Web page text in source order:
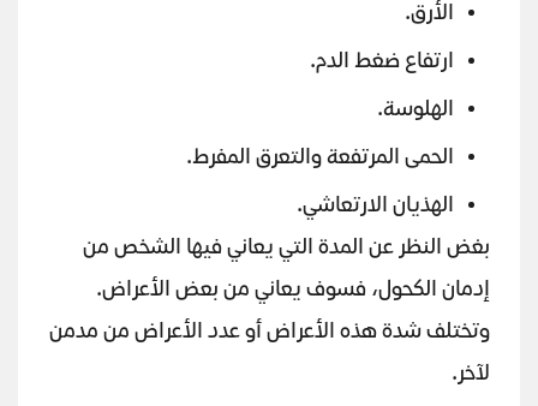
الأرق.
ارتفاع ضغط الدم.
الهلوسة.
الحمى المرتفعة والتعرق المفرط.
الهذيان الارتعاشي.
بغض النظر عن المدة التي يعاني فيها الشخص من
إدمان الكحول، فسوف يعاني من بعض الأعراض. ​​
وتختلف شدة هذه الأعراض أو عدد الأعراض من مدمن
لآخر.